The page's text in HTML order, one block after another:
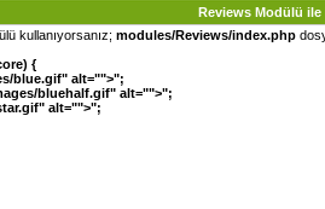
Reviews Modülü
kullanıyorsanız; modules/Reviews/index.php
{
blue.gif" alt="">";
bluehalf.gif" alt="">";
alt="">";